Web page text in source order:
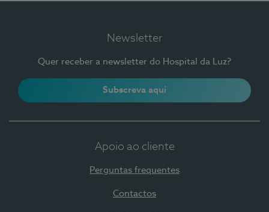
Newsletter
Quer receber a newsletter do Hospital da Luz?
Subscreva aqui
Apoio ao cliente
Perguntas frequentes
Contactos